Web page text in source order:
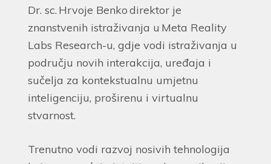
Dr. sc. Hrvoje Benko direktor je
znanstvenih istraživanja u Meta Reality
Labs Research-u, gdje vodi istraživanja u
području novih interakcija, uređaja i
sučelja za kontekstualnu umjetnu
inteligenciju, proširenu i virtualnu
stvarnost.
Trenutno vodi razvoj nosivih tehnologija